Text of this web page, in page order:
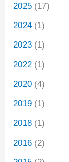
2025 (17)
2024 (1)
2023 (1)
2022 (1)
2020 (4)
2019 (1)
2018 (1)
2016 (2)